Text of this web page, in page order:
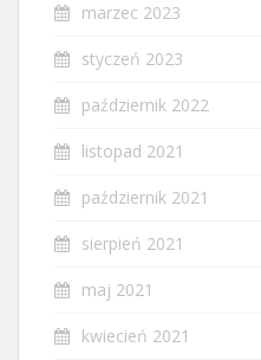
marzec 2023
styczeń 2023
październik 2022
listopad 2021
październik 2021
sierpień 2021
maj 2021
kwiecień 2021